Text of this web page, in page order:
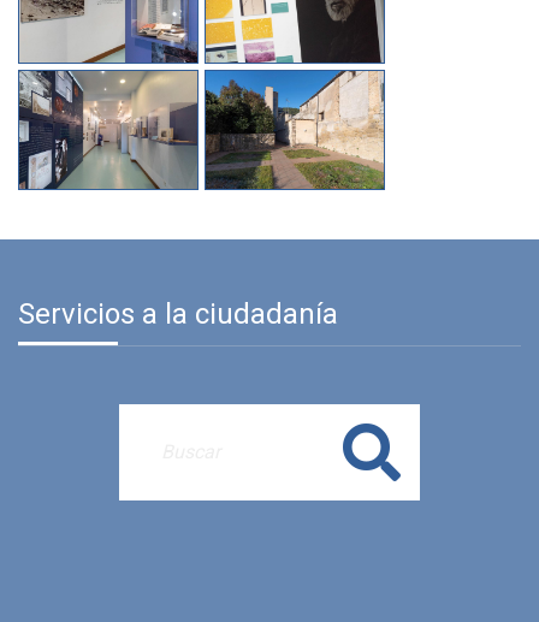
Servicios a la ciudadanía
Buscar